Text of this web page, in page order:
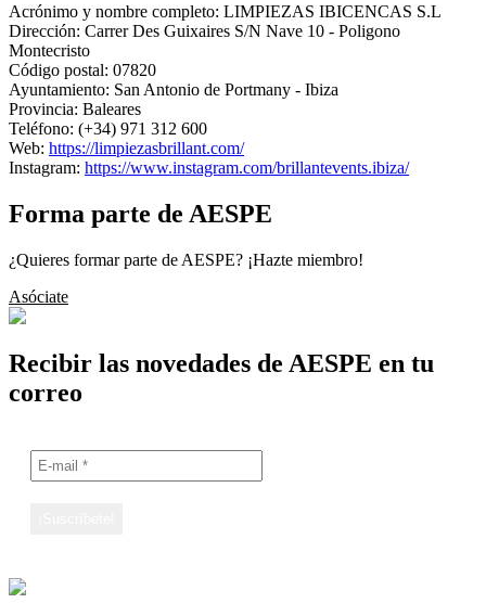
Acrónimo y nombre completo: LIMPIEZAS IBICENCAS S.L
Dirección: Carrer Des Guixaires S/N Nave 10 - Poligono
Montecristo
Código postal: 07820
Ayuntamiento: San Antonio de Portmany - Ibiza
Provincia: Baleares
Teléfono: (+34) 971 312 600
Web: https://limpiezasbrillant.com/
Instagram: https://www.instagram.com/brillantevents.ibiza/
Forma parte de AESPE
¿Quieres formar parte de AESPE? ¡Hazte miembro!
Asóciate
Recibir las novedades de AESPE en tu
correo